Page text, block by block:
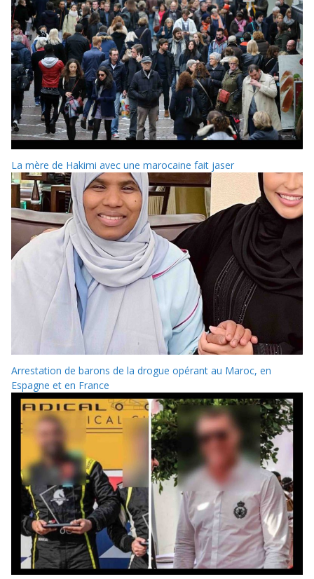
La mère de Hakimi avec une marocaine fait jaser
Arrestation de barons de la drogue opérant au Maroc, en
Espagne et en France